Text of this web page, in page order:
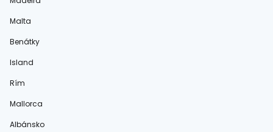
Malta
Benátky
Island
Rím
Mallorca
Albánsko